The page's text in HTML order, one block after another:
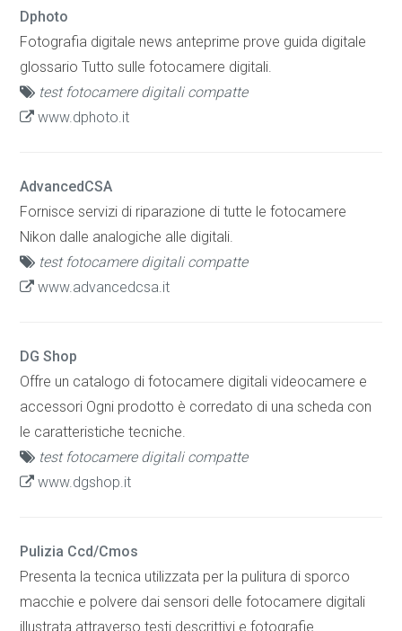
Dphoto
Fotografia digitale news anteprime prove guida digitale
glossario Tutto sulle fotocamere digitali.
test fotocamere digitali compatte
www.dphoto.it
AdvancedCSA
Fornisce servizi di riparazione di tutte le fotocamere
Nikon dalle analogiche alle digitali.
test fotocamere digitali compatte
www.advancedcsa.it
DG Shop
Offre un catalogo di fotocamere digitali videocamere e
accessori Ogni prodotto è corredato di una scheda con
le caratteristiche tecniche.
test fotocamere digitali compatte
www.dgshop.it
Pulizia Ccd/Cmos
Presenta la tecnica utilizzata per la pulitura di sporco
macchie e polvere dai sensori delle fotocamere digitali
illustrata attraverso testi descrittivi e fotografie.